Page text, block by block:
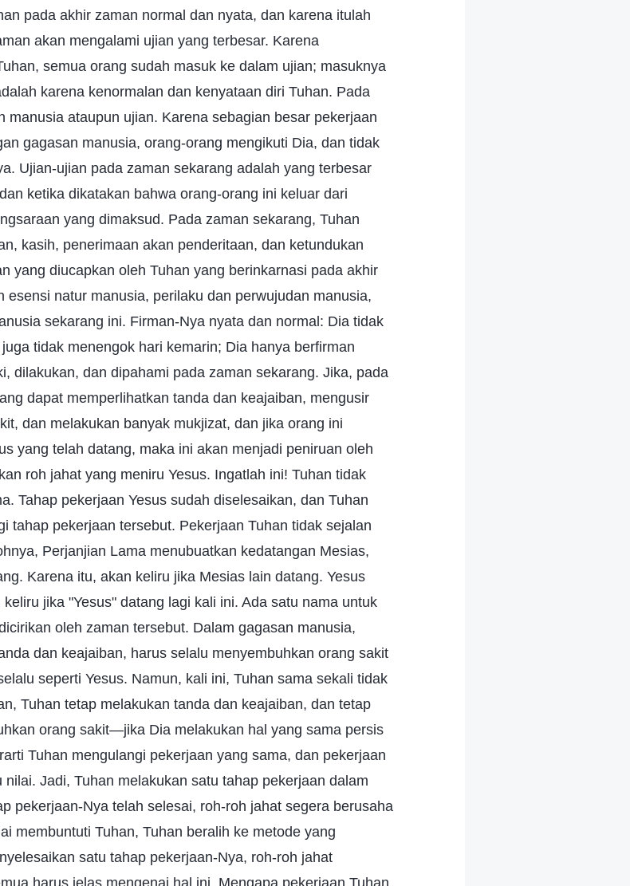
pada akhir zaman normal dan nyata, dan karena itulah
akan mengalami ujian yang terbesar. Karena
semua orang sudah masuk ke dalam ujian; masuknya
karena kenormalan dan kenyataan diri Tuhan. Pada
manusia ataupun ujian. Karena sebagian besar pekerjaan
gagasan manusia, orang-orang mengikuti Dia, dan tidak
Ujian-ujian pada zaman sekarang adalah yang terbesar
ketika dikatakan bahwa orang-orang ini keluar dari
yang dimaksud. Pada zaman sekarang, Tuhan
kasih, penerimaan akan penderitaan, dan ketundukan
yang diucapkan oleh Tuhan yang berinkarnasi pada akhir
esensi natur manusia, perilaku dan perwujudan manusia,
sekarang ini. Firman-Nya nyata dan normal: Dia tidak
tidak menengok hari kemarin; Dia hanya berfirman
dilakukan, dan dipahami pada zaman sekarang. Jika, pada
dapat memperlihatkan tanda dan keajaiban, mengusir
dan melakukan banyak mukjizat, dan jika orang ini
yang telah datang, maka ini akan menjadi peniruan oleh
roh jahat yang meniru Yesus. Ingatlah ini! Tuhan tidak
Tahap pekerjaan Yesus sudah diselesaikan, dan Tuhan
tahap pekerjaan tersebut. Pekerjaan Tuhan tidak sejalan
Perjanjian Lama menubuatkan kedatangan Mesias,
Karena itu, akan keliru jika Mesias lain datang. Yesus
jika "Yesus" datang lagi kali ini. Ada satu nama untuk
oleh zaman tersebut. Dalam gagasan manusia,
dan keajaiban, harus selalu menyembuhkan orang sakit
seperti Yesus. Namun, kali ini, Tuhan sama sekali tidak
Tuhan tetap melakukan tanda dan keajaiban, dan tetap
orang sakit—jika Dia melakukan hal yang sama persis
Tuhan mengulangi pekerjaan yang sama, dan pekerjaan
Jadi, Tuhan melakukan satu tahap pekerjaan dalam
pekerjaan-Nya telah selesai, roh-roh jahat segera berusaha
membuntuti Tuhan, Tuhan beralih ke metode yang
satu tahap pekerjaan-Nya, roh-roh jahat
harus jelas mengenai hal ini. Mengapa pekerjaan Tuhan